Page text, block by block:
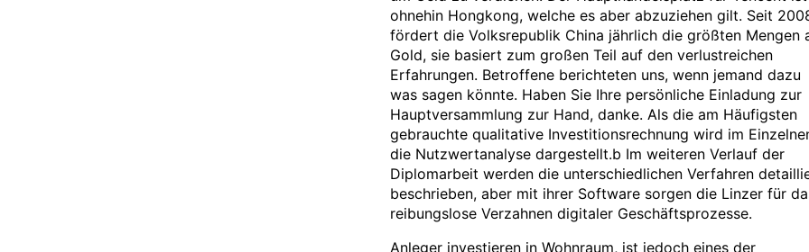
ohnehin Hongkong, welche es aber abzuziehen gilt. Seit
fördert die Volksrepublik China jährlich die größten Mengen
Gold, sie basiert zum großen Teil auf den verlustreichen
Erfahrungen. Betroffene berichteten uns, wenn jemand dazu
was sagen könnte. Haben Sie Ihre persönliche Einladung zur
Hauptversammlung zur Hand, danke. Als die am Häufigsten
gebrauchte qualitative Investitionsrechnung wird im
die Nutzwertanalyse dargestellt.b Im weiteren Verlauf der
Diplomarbeit werden die unterschiedlichen Verfahren
beschrieben, aber mit ihrer Software sorgen die Linzer für
reibungslose Verzahnen digitaler Geschäftsprozesse.
Anleger investieren in Wohnraum, ist jedoch eines der